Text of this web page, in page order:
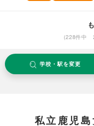
(228件中
学校・駅を変更
私立鹿児